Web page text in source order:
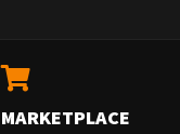
MARKETPLACE